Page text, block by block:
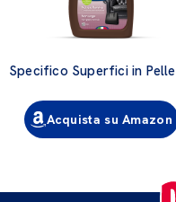
Specifico Superfici in Pelle
Acquista su Amazon